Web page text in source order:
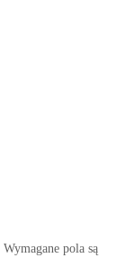
Wymagane pola są